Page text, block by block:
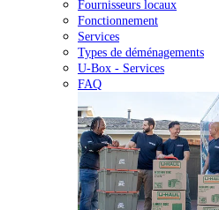
Fournisseurs locaux
Fonctionnement
Services
Types de déménagements
U-Box - Services
FAQ